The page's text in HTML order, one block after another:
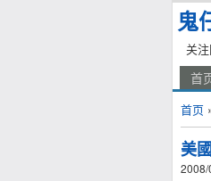
鬼
关
首
首页
美
2008/